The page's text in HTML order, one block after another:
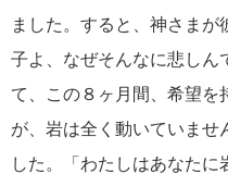
ました。すると、神さまが
子よ、なぜそんなに悲しん
て、この８ヶ月間、希望を
が、岩は全く動いていませ
した。「わたしはあなたに